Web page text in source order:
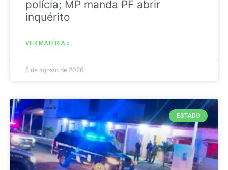
polícia; MP manda PF abrir
inquérito
VER MATÉRIA »
5 de agosto de 2026
ESTADO